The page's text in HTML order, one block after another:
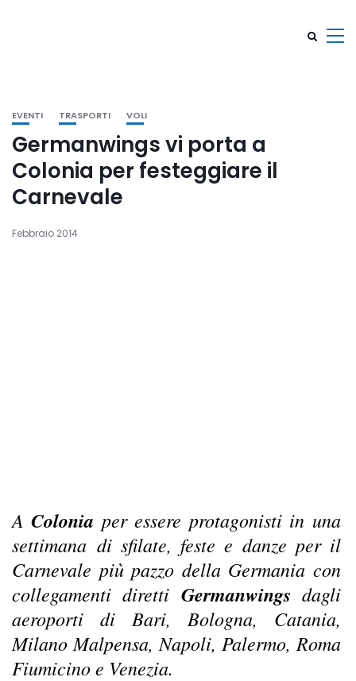
EVENTI TRASPORTI VOLI
Germanwings vi porta a
Colonia per festeggiare il
Carnevale
Febbraio 2014
AColonia per essere protagonisti in una
settimana di sfilate, feste e danze per il
Carnevale più pazzo della Germania con
collegamenti diretti Germanwings dagli
aeroporti di Bari, Bologna, Catania,
Milano Malpensa, Napoli, Palermo, Roma
Fiumicino e Venezia.